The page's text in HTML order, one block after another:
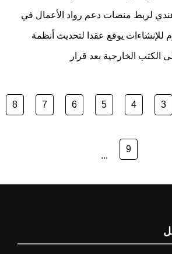
لربط منصات دعم رواد الأعمال في
للإنشاءات يوقع عقدا لتحديث أنظمة
الكتب الخارجية بعد قرار
3
4
5
6
7
8
9
...